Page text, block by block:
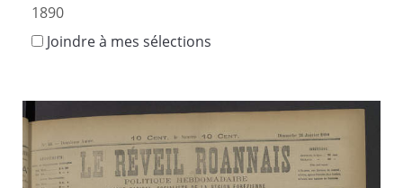
1890
Joindre à mes sélections